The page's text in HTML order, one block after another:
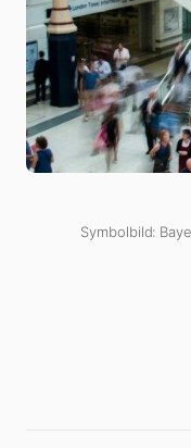
Symbolbild: